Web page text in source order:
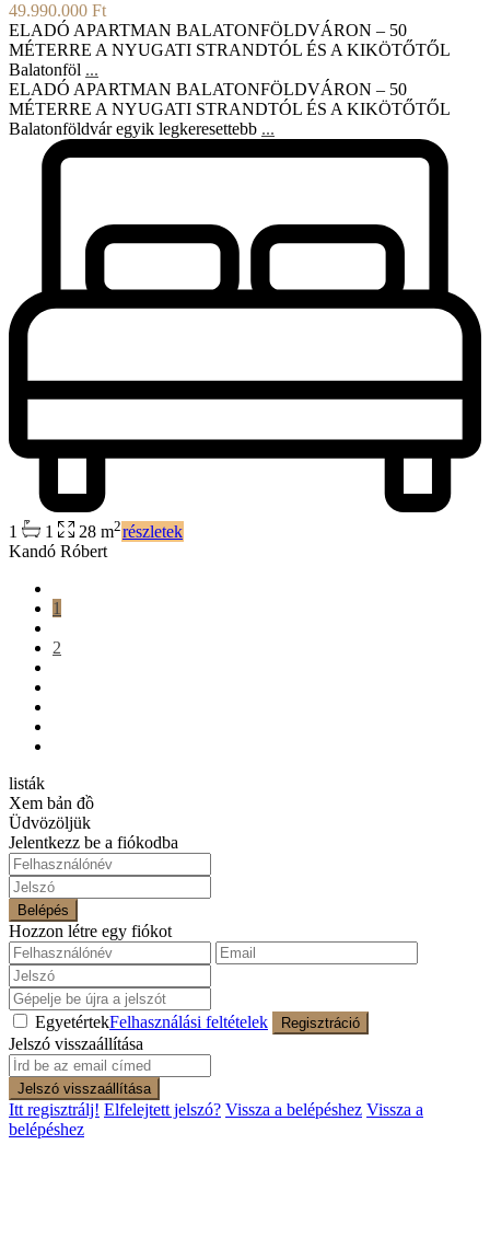
49.990.000 Ft
ELADÓ APARTMAN BALATONFÖLDVÁRON – 50
MÉTERRE A NYUGATI STRANDTÓL ÉS A KIKÖTŐTŐL
Balatonföl ...
ELADÓ APARTMAN BALATONFÖLDVÁRON – 50
MÉTERRE A NYUGATI STRANDTÓL ÉS A KIKÖTŐTŐL
Balatonföldvár egyik legkeresettebb ...
1 1 28 m2részletek
Kandó Róbert
1
2
listák
Xem bản đồ
Üdvözöljük
Jelentkezz be a fiókodba
Belépés
Hozzon létre egy fiókot
EgyetértekFelhasználási feltételek Regisztráció
Jelszó visszaállítása
Jelszó visszaállítása
Itt regisztrálj! Elfelejtett jelszó? Vissza a belépéshez Vissza a
belépéshez